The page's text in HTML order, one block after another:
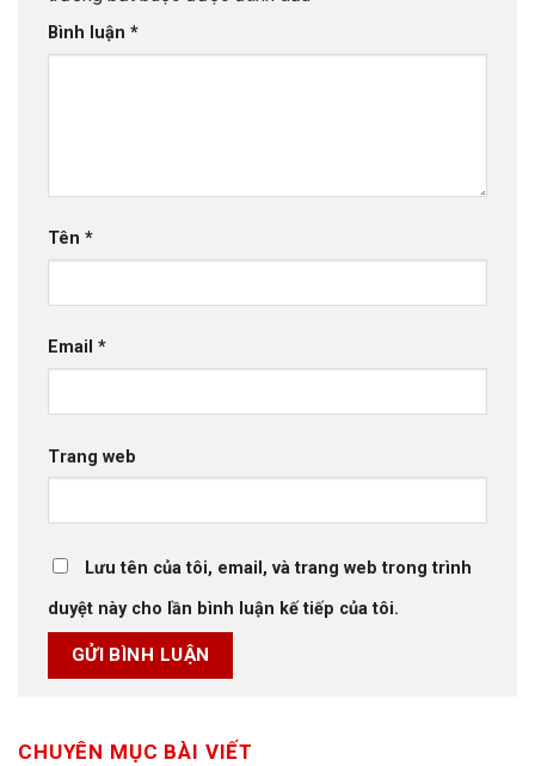
Bình luận *
Tên *
Email *
Trang web
Lưu tên của tôi, email, và trang web trong trình
duyệt này cho lần bình luận kế tiếp của tôi.
CHUYÊN MỤC BÀI VIẾT